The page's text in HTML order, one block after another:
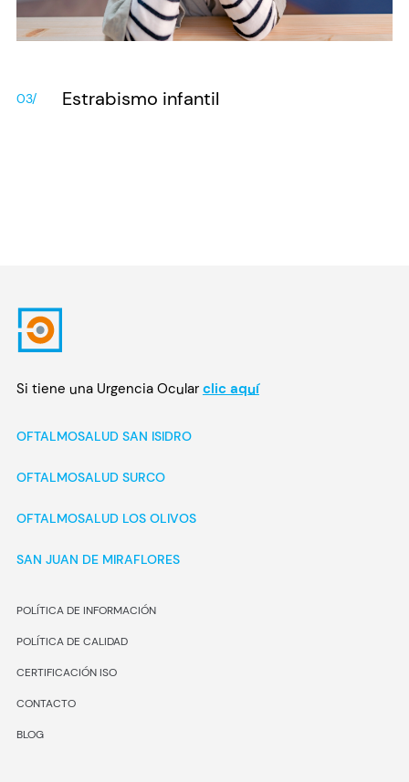
03/ Estrabismo infantil
Si tiene una Urgencia Ocular clic aquí
OFTALMOSALUD SAN ISIDRO
OFTALMOSALUD SURCO
OFTALMOSALUD LOS OLIVOS
SAN JUAN DE MIRAFLORES
POLÍTICA DE INFORMACIÓN
POLÍTICA DE CALIDAD
CERTIFICACIÓN ISO
CONTACTO
BLOG